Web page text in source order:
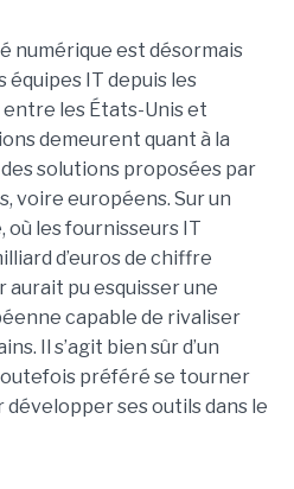
numérique est désormais
équipes IT depuis les
les États-Unis et
demeurent quant à la
solutions proposées par
voire européens. Sur un
les fournisseurs IT
d’euros de chiffre
aurait pu esquisser une
capable de rivaliser
Il s’agit bien sûr d’un
préféré se tourner
développer ses outils dans le